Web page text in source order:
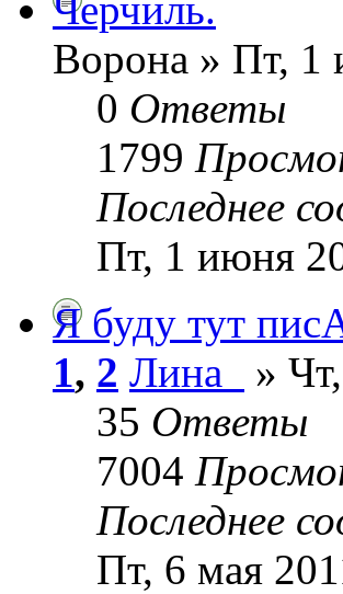
Ворона » Пт, 1
0 Ответы
1799
Последнее
Пт, 1 июня
Я буду тут
1, 2 Лина_
»
35 Ответы
7004
Последнее
Пт, 6 мая